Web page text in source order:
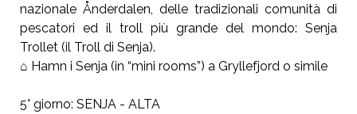
nazionale Ånderdalen, delle tradizionali comunità di
pescatori ed il troll più grande del mondo: Senja
Trollet (il Troll di Senja).
⌂ Hamn i Senja (in “mini rooms”) a Gryllefjord o simile
5° giorno: SENJA - ALTA